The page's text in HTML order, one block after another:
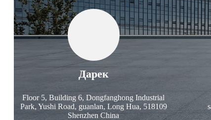
Дарек
Floor 5, Building 6, Dongfanghong Industrial
Park, Yushi Road, guanlan, Long Hua, 518109
Shenzhen China